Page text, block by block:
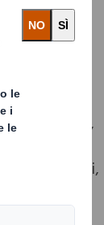
poco
il punto
motivo,
i nostri
elettronici,